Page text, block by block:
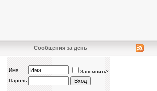
Сообщения за день
Имя
Запомнить?
Пароль